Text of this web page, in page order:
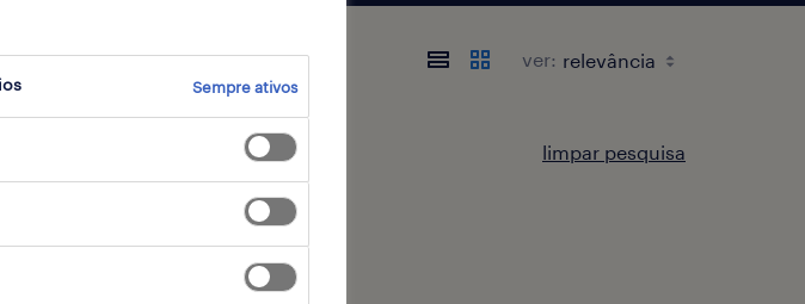
ver:
limpar pesquisa
Sempre ativos